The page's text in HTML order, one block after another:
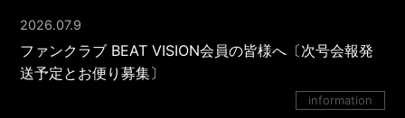
2026.07.9
ファンクラブ BEAT VISION会員の皆様へ〔次号会報発
送予定とお便り募集〕
information